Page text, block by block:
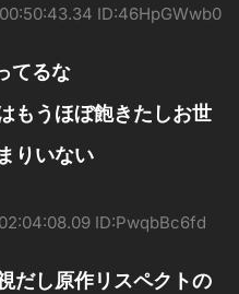
ID:46HpGWwb0
てるな
もうほぼ飽きたしお世
りいない
ID:PwqbBc6fd
だし原作リスペクトの